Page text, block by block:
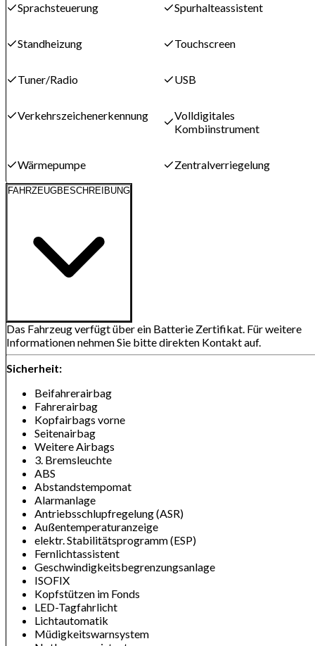
Sprachsteuerung Spurhalteassistent
Standheizung Touchscreen
Tuner/Radio USB
Verkehrszeichenerkennung
Volldigitales
Kombiinstrument
Wärmepumpe Zentralverriegelung
FAHRZEUGBESCHREIBUNG
Das Fahrzeug verfügt über ein Batterie Zertifikat. Für weitere
Informationen nehmen Sie bitte direkten Kontakt auf.
Sicherheit:
Beifahrerairbag
Fahrerairbag
Kopfairbags vorne
Seitenairbag
Weitere Airbags
3. Bremsleuchte
ABS
Abstandstempomat
Alarmanlage
Antriebsschlupfregelung (ASR)
Außentemperaturanzeige
elektr. Stabilitätsprogramm (ESP)
Fernlichtassistent
Geschwindigkeitsbegrenzungsanlage
ISOFIX
Kopfstützen im Fonds
LED-Tagfahrlicht
Lichtautomatik
Müdigkeitswarnsystem